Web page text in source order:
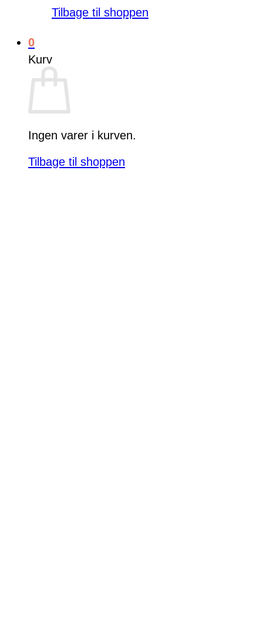
Tilbage til shoppen
0
Kurv
Ingen varer i kurven.
Tilbage til shoppen